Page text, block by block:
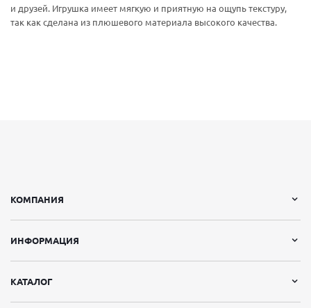
и друзей. Игрушка имеет мягкую и приятную на ощупь текстуру,
так как сделана из плюшевого материала высокого качества.
КОМПАНИЯ
ИНФОРМАЦИЯ
КАТАЛОГ